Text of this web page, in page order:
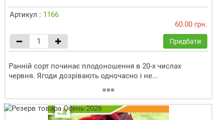
Артикул : 1166
60.00 грн.
Придбати
Ранній сорт починає плодоношення в 20-х числах
червня. Ягоди дозрівають одночасно і не...